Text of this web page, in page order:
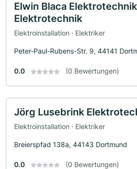
Elwin Blaca
Elektrotechnik
Elektroinstallation · Elektriker
Peter-Paul-Rubens-Str. 9, 44141
0.0 (0 Bewertungen)
Jörg Lusebrink
Elektroinstallation · Elektriker
Breierspfad 138a, 44143 Dortmund
0.0 (0 Bewertungen)